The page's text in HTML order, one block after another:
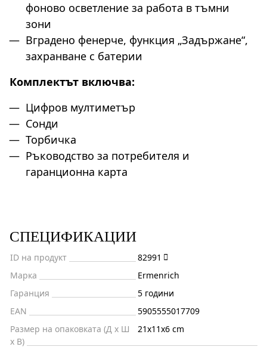
фоново осветление за работа в тъмни
зони
Вградено фенерче, функция „Задържане“,
захранване с батерии
Комплектът включва:
Цифров мултиметър
Сонди
Торбичка
Ръководство за потребителя и
гаранционна карта
СПЕЦИФИКАЦИИ
ID на продукт
82991
Марка
Ermenrich
Гаранция
5 години
EAN
5905555017709
Размер на опаковката (Д x Ш
x В)
21x11x6 cm